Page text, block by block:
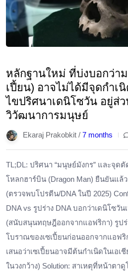
หลักฐานใหม่ ที่บ่งบอกว่า
เปี้ยน) อาจไม่ได้มีจุดกำเ
ไขปริศนาเดนิโซวัน อยู่ส่
วิวัฒนาการมนุษย์
Ekaraj Prakobkit / 7 months
TL;DL: ปริศนา “มนุษย์มังกร” และจุด
โหลกฮาร์บิน (Dragon Man) ยืนยันแล้ว
(ตรวจพบโปรตีน/DNA ในปี 2025)
DNA vs รูปร่าง ​DNA บอกว่าเดนิโซวั
(สนับสนุนทฤษฎีออกจากแอฟริกา) ​รูป
โบราณของเซเปี้ยนก่อนออกจากแอฟ
เสนอว่าเซเปี้ยนอาจมีต้นกำเนิดในเอ
ในวงกว้าง) ​Solution: สาเหตุที่หน้าตา